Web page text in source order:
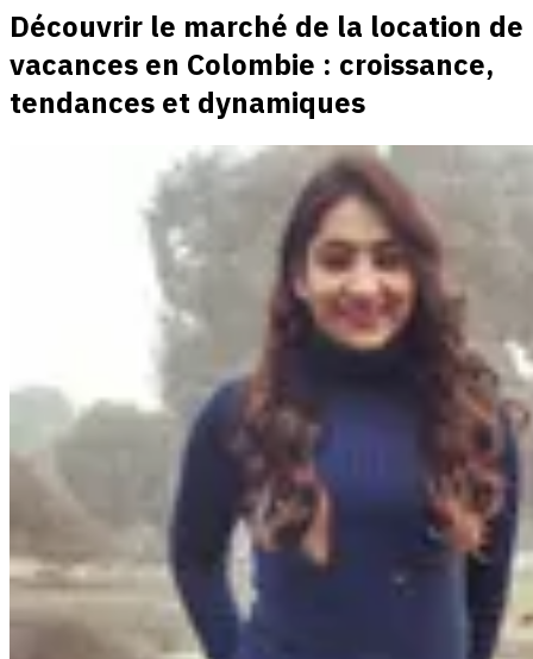
Découvrir le marché de la location de
vacances en Colombie : croissance,
tendances et dynamiques